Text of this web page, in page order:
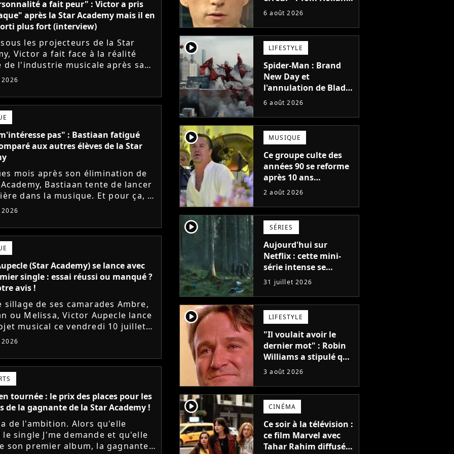
a fait peur" : Victor a pris
après la Star Academy mais il en
plus fort (interview)
sous les projecteurs de la Star
Victor a fait face à la réalité
de l'industrie musicale après sa
l'émission. Face à des maisons
frileuses,...
pas" : Bastiaan fatigué
aux autres élèves de la Star
mois après son élimination de
Bastiaan tente de lancer
dans la musique. Et pour ça, le
a récemment dévoilé "Château",
single....
(Star Academy) se lance avec
single : essai réussi ou manqué ?
avis !
sillage de ses camarades Ambre,
ou Melissa, Victor Aupecle lance
musical ce vendredi 10 juillet
parution du single Je fais de mon
Le demi-finaliste...
tournée : le prix des places pour les
de la gagnante de la Star Academy !
de l'ambition. Alors qu'elle
single J'me demande et qu'elle
son premier album, la gagnante
la star de Spider-Man,
blockbuster
6 août 2026
player2 LIFESTYLE
Spider-Man : Brand
New Day et
l'annulation de Blade
montrent que Marvel
faire quoi que ce soit
de simple
6 août 2026
player2 MUSIQUE
Ce groupe culte des
années 90 se reforme
après 10 ans
d'absence et annonce
2 août 2026
player2 SÉRIES
Aujourd'hui sur
Netflix : cette mini-
série intense se
regarde en une seule
après-midi
31 juillet 2026
player2 LIFESTYLE
"Il voulait avoir le
dernier mot" : Robin
Williams a stipulé que
sa voix ne pourrait
2039, pourtant Disney
possède des
enregistrements
inédits
3 août 2026
player2 CINÉMA
Ce soir à la télévision :
ce film Marvel avec
Tahar Rahim diffusé